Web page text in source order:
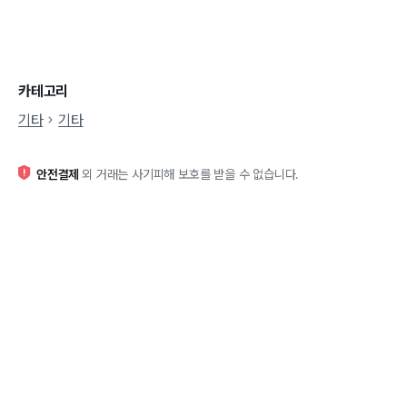
카테고리
기타
기타
안전결제 외 거래는 사기피해 보호를 받을 수 없습니다.